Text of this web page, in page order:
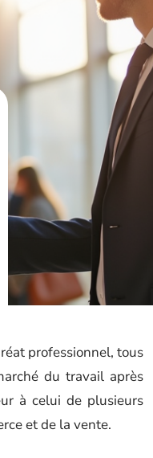
professionnel, tous
du travail après
à celui de plusieurs
et de la vente.